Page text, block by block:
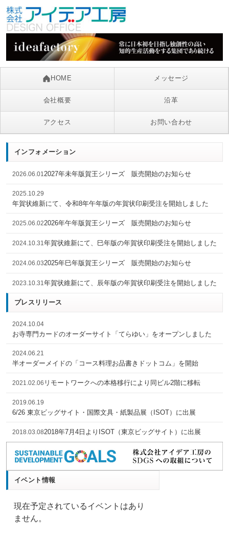
HOME メッセージ
会社概要 沿革
アクセス お問い合わせ
インフォメーション
2026.06.012027年未年版賀王シリーズ 販売開始のお知らせ
2025.10.29
年賀状維新にて、令和8年午年版の年賀状印刷受注を開始しました
2025.06.022026年午年版賀王シリーズ 販売開始のお知らせ
2024.10.31年賀状維新にて、巳年版の年賀状印刷受注を開始しました
2024.06.032025年巳年版賀王シリーズ 販売開始のお知らせ
2023.10.31年賀状維新にて、辰年版の年賀状印刷受注を開始しました
プレスリリース
2024.10.04
お寺専門カードのオーダーサイト「てらゆい」をオープンしました
2024.06.21
半オーダーメイドの「コース料理お品書きドットコム」を開始
2021.02.06 リモートワークへの本格移行により同ビル2階に移転
2019.06.19
6/26 東京ビッグサイト・国際文具・紙製品展（ISOT）に出展
2018.03.082018年7月4日よりISOT（東京ビッグサイト）に出展
イベント情報
現在予定されているイベントはあり
ません。